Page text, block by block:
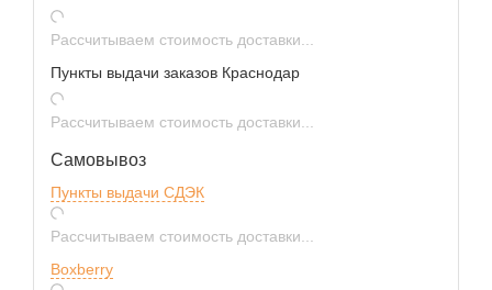
Рассчитываем стоимость доставки...
Пункты выдачи заказов Краснодар
Рассчитываем стоимость доставки...
Самовывоз
Пункты выдачи СДЭК
Рассчитываем стоимость доставки...
Boxberry